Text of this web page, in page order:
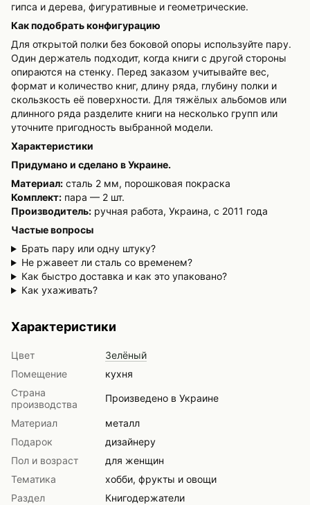
гипса и дерева, фигуративные и геометрические.
Как подобрать конфигурацию
Для открытой полки без боковой опоры используйте пару.
Один держатель подходит, когда книги с другой стороны
опираются на стенку. Перед заказом учитывайте вес,
формат и количество книг, длину ряда, глубину полки и
скользкость её поверхности. Для тяжёлых альбомов или
длинного ряда разделите книги на несколько групп или
уточните пригодность выбранной модели.
Характеристики
Придумано и сделано в Украине.
Материал: сталь 2 мм, порошковая покраска
Комплект: пара — 2 шт.
Производитель: ручная работа, Украина, с 2011 года
Частые вопросы
Брать пару или одну штуку?
Не ржавеет ли сталь со временем?
Как быстро доставка и как это упаковано?
Как ухаживать?
Характеристики
Цвет
Зелёный
Помещение
кухня
Страна
производства
Произведено в Украине
Материал
металл
Подарок
дизайнеру
Пол и возраст
для женщин
Тематика
хобби, фрукты и овощи
Раздел
Книгодержатели